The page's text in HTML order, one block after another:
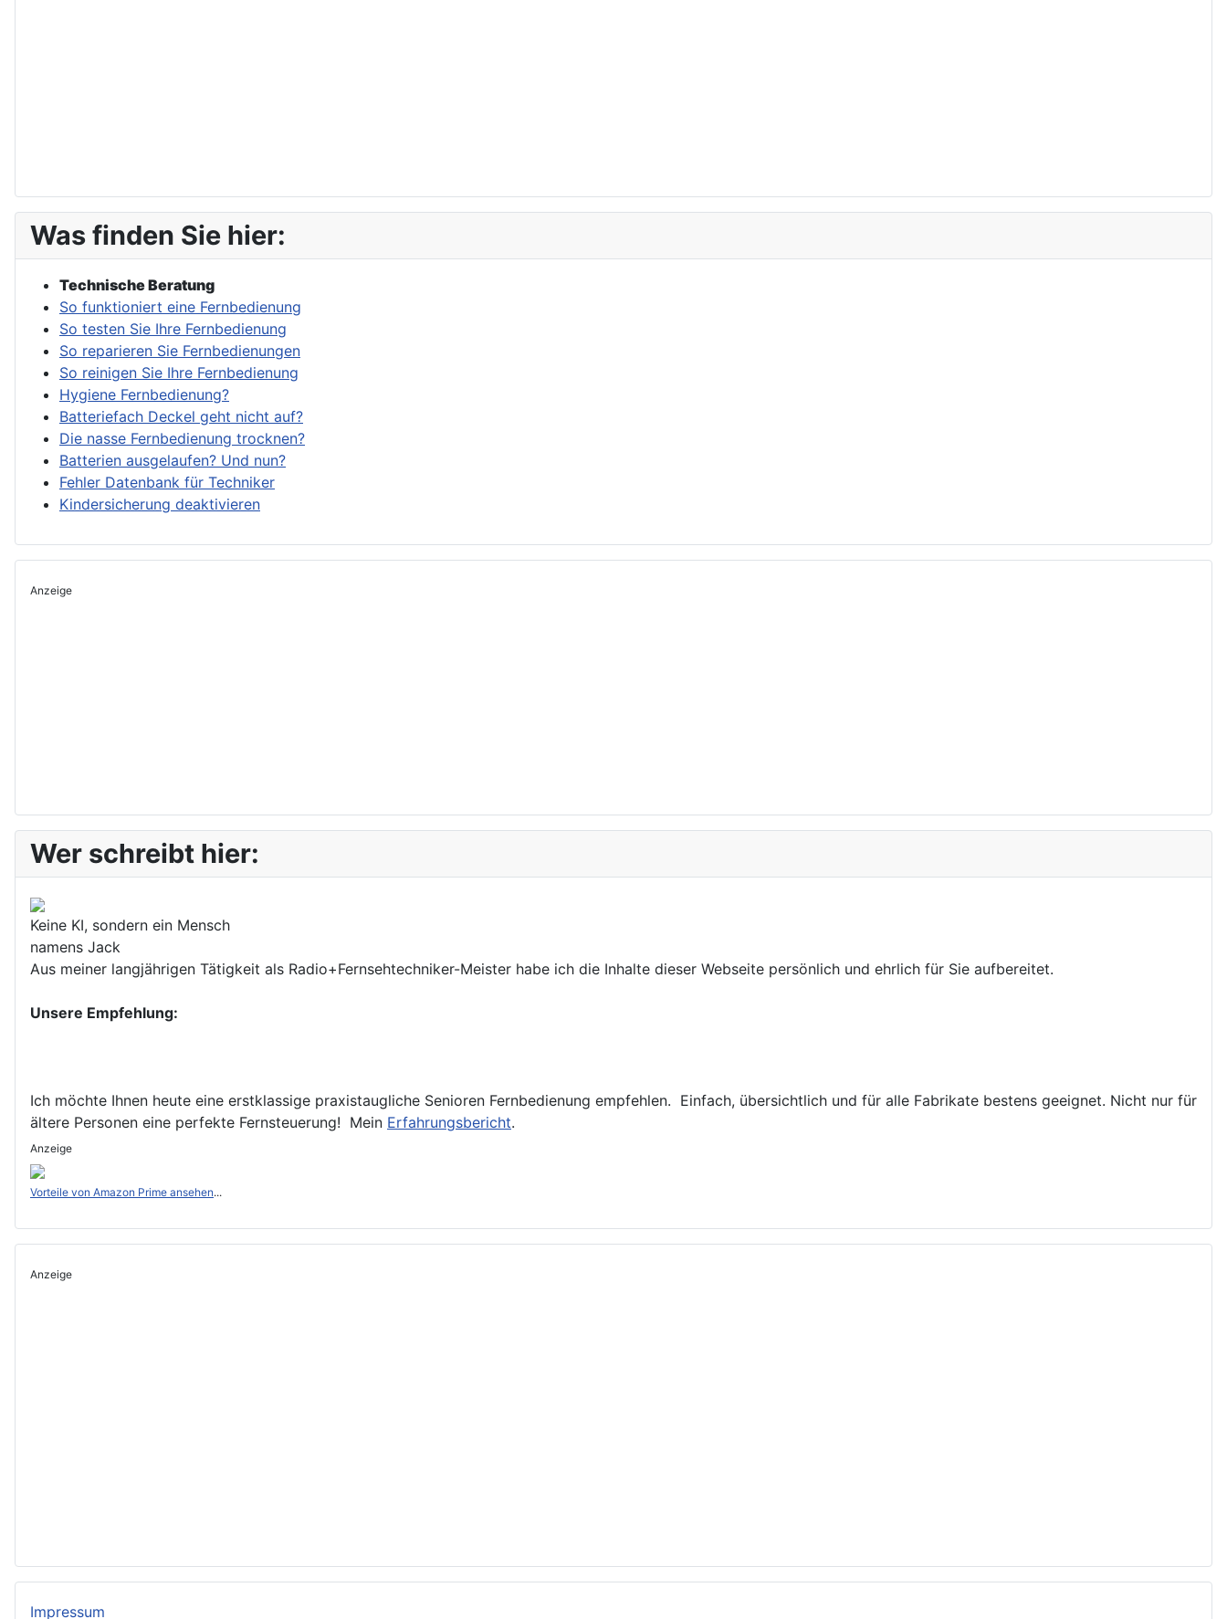
Was finden Sie hier:
Technische Beratung
So funktioniert eine Fernbedienung
So testen Sie Ihre Fernbedienung
So reparieren Sie Fernbedienungen
So reinigen Sie Ihre Fernbedienung
Hygiene Fernbedienung?
Batteriefach Deckel geht nicht auf?
Die nasse Fernbedienung trocknen?
Batterien ausgelaufen? Und nun?
Fehler Datenbank für Techniker
Kindersicherung deaktivieren
Anzeige
Wer schreibt hier:
Keine KI, sondern ein Mensch
namens Jack
Aus meiner langjährigen Tätigkeit als Radio+Fernsehtechniker-Meister habe ich die Inhalte dieser Webseite persönlich und ehrlich für Sie aufbereitet.
Unsere Empfehlung:
Ich möchte Ihnen heute eine erstklassige praxistaugliche Senioren Fernbedienung empfehlen. Einfach, übersichtlich und für alle Fabrikate bestens geeignet. Nicht nur für
ältere Personen eine perfekte Fernsteuerung! Mein Erfahrungsbericht.
Anzeige
Vorteile von Amazon Prime ansehen...
Anzeige
Impressum